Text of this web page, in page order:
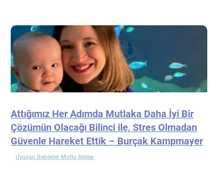
Attığımız Her Adımda Mutlaka Daha İyi Bir
Çözümün Olacağı Bilinci ile, Stres Olmadan
Güvenle Hareket Ettik – Burçak Kampmayer
Uyuyan Bebekler Mutlu Aileler